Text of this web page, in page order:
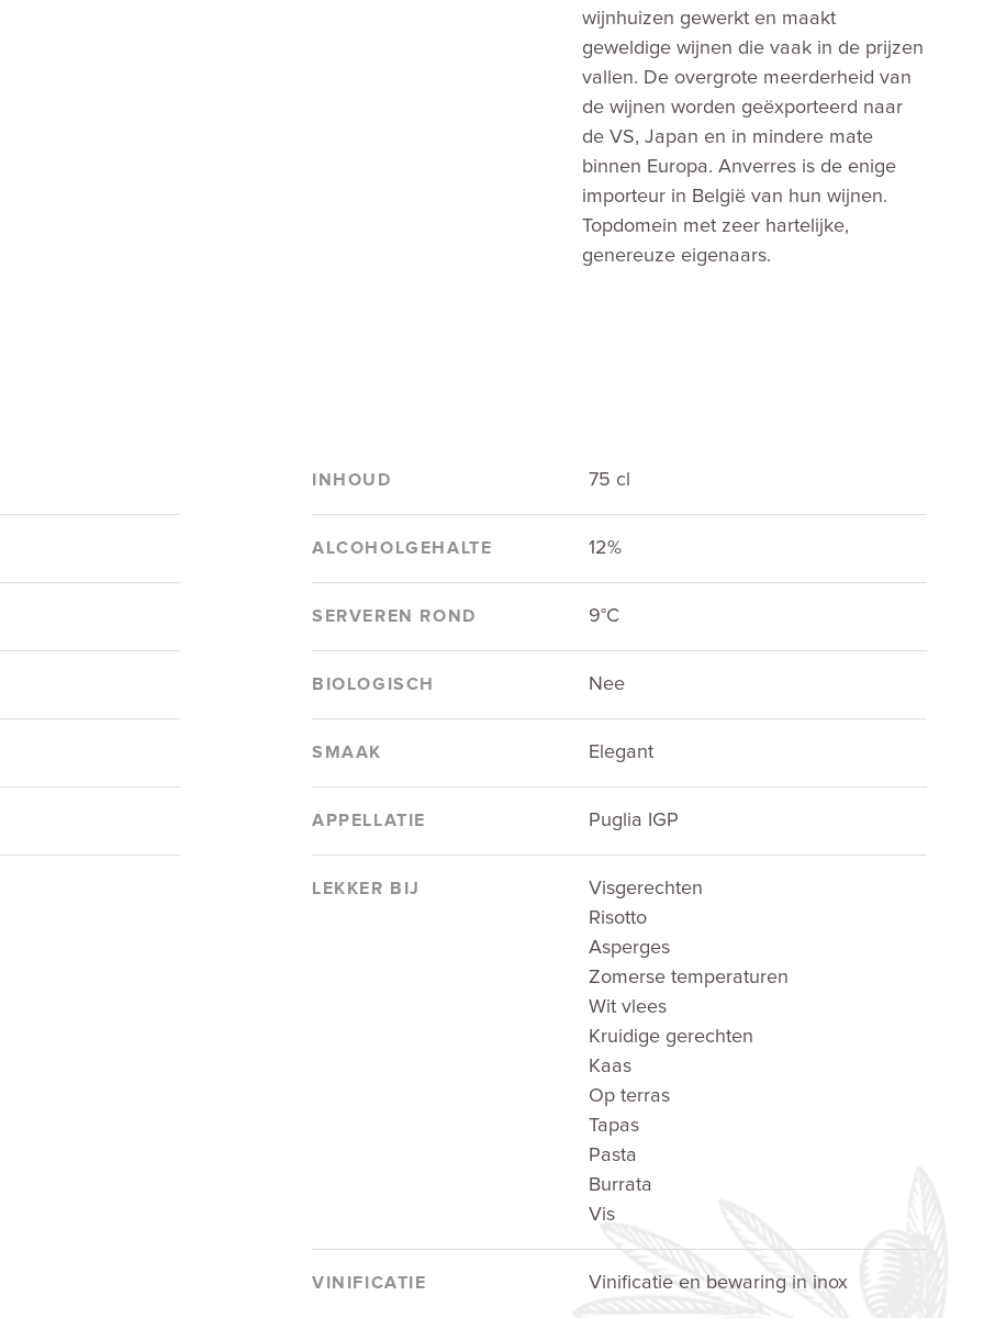
wijnhuizen gewerkt en maakt
geweldige wijnen die vaak in de prijzen
vallen. De overgrote meerderheid van
de wijnen worden geëxporteerd naar
de VS, Japan en in mindere mate
binnen Europa. Anverres is de enige
importeur in België van hun wijnen.
Topdomein met zeer hartelijke,
genereuze eigenaars.
INHOUD 75 cl
ALCOHOLGEHALTE 12%
SERVEREN ROND 9°C
BIOLOGISCH Nee
SMAAK Elegant
APPELLATIE Puglia IGP
LEKKER BIJ
Visgerechten
Risotto
Asperges
Zomerse temperaturen
Wit vlees
Kruidige gerechten
Kaas
Op terras
Tapas
Pasta
Burrata
Vis
VINIFICATIE Vinificatie en bewaring in inox